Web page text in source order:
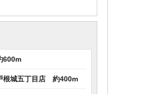
600m
根城五丁目店 約400m